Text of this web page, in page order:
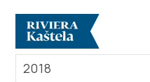
EVENTI
2018